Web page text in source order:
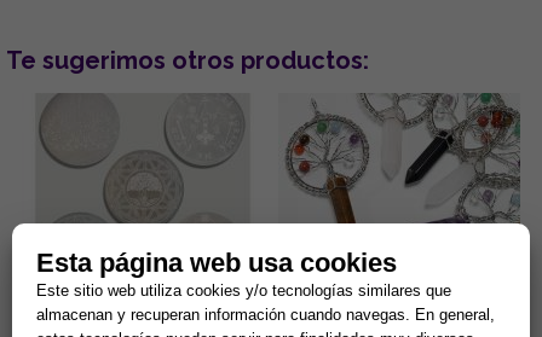
Te sugerimos otros productos:
DISCO DE SELENITA
GRABADO. MODELOS
SURTIDOS (15 cm.)
COLGANTE ARBOL DE LA VIDA
7 CHAKRAS Y PUNTA MINERAL
(MINERALES SURTIDOS)
Esta página web usa cookies
Este sitio web utiliza cookies y/o tecnologías similares que
almacenan y recuperan información cuando navegas. En general,